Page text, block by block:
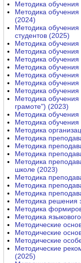
Методика
Методика обучения
(2024)
Методика
студентов (2025)
Методика
Методика
Методика
Методика
Методика
Методика
Методика
Методика
грамоте") (2023)
Методика
Методика
Методика
Методика
Методика
Методика
Методика
школе (2023)
Методика
Методика
Методика
Методика решения
Методика
Методика
Методические
Методические
Методические
Методические
(2025)